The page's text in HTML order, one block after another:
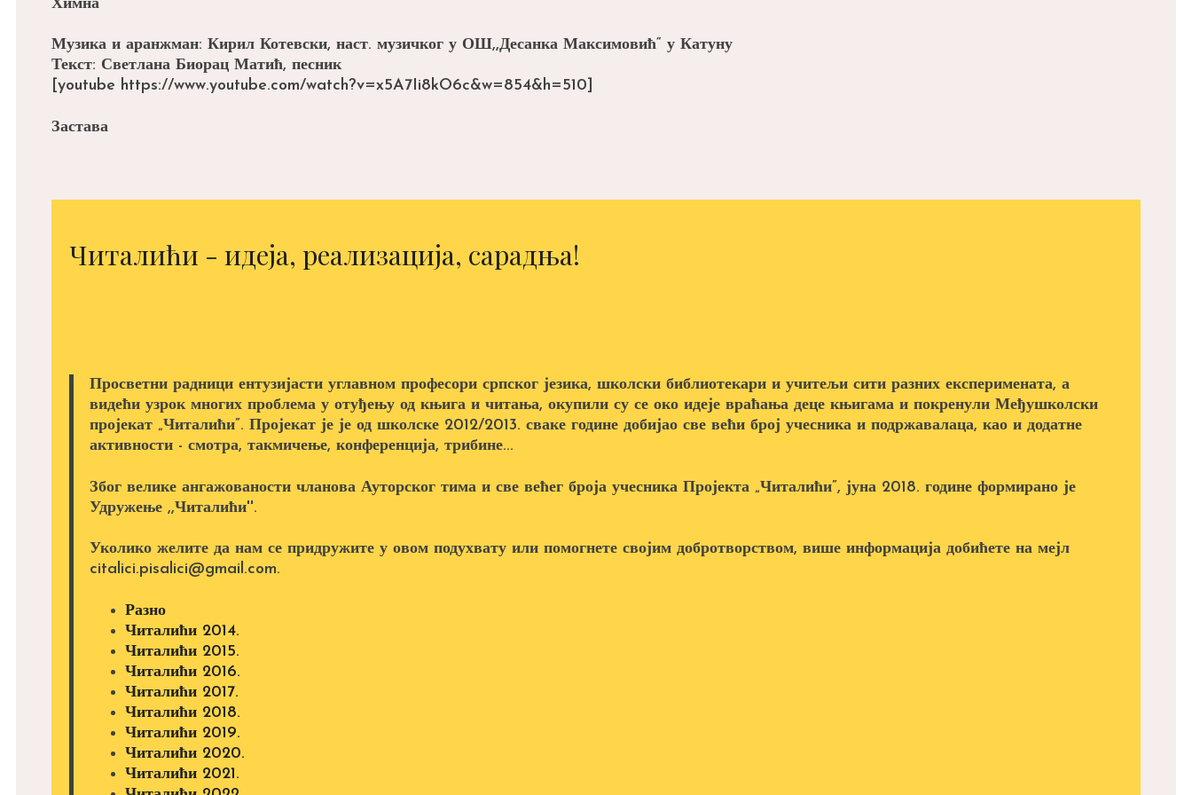
Химна
Музика и аранжман: Кирил Котевски, наст. музичког у ОШ,,Десанка Максимовић“ у Катуну
Текст: Светлана Биорац Матић, песник
[youtube https://www.youtube.com/watch?v=x5A7Ii8kO6c&w=854&h=510]
Застава
Читалићи - идеја, реализација, сарадња!
Просветни радници ентузијасти углавном професори српског језика, школски библиотекари и учитељи сити разних експеримената, а
видећи узрок многих проблема у отуђењу од књига и читања, окупили су се око идеје враћања деце књигама и покренули Међушколски
пројекат „Читалићи”. Пројекат је је од школске 2012/2013. сваке године добијао све већи број учесника и подржавалаца, као и додатне
активности - смотра, такмичење, конференција, трибине...
Због велике ангажованости чланова Ауторског тима и све већег броја учесника Пројекта „Читалићи”, јуна 2018. године формирано је
Удружење ,,Читалићи''.
Уколико желите да нам се придружите у овом подухвату или помогнете својим добротворством, више информација добићете на мејл
citalici.pisalici@gmail.com.
Разно
Читалићи 2014.
Читалићи 2015.
Читалићи 2016.
Читалићи 2017.
Читалићи 2018.
Читалићи 2019.
Читалићи 2020.
Читалићи 2021.